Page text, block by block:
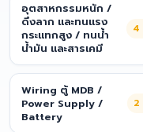
อุตสาหกรรมหนัก /
ดึงลาก และทนแรง
กระแทกสูง / ทนน้ำ
น้ำมัน และสารเคมี
4
Wiring ตู้ MDB /
Power Supply /
Battery
2